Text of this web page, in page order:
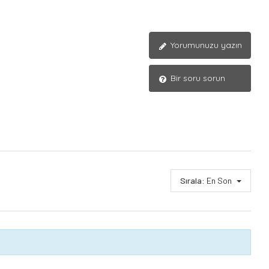
Yorumunuzu yazın
Bir soru sorun
Sırala: En Son